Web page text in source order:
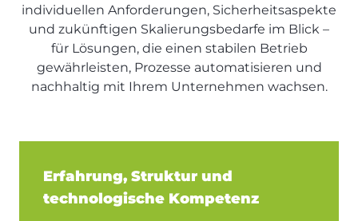
individuellen Anforderungen, Sicherheitsaspekte
und zukünftigen Skalierungsbedarfe im Blick –
für Lösungen, die einen stabilen Betrieb
gewährleisten, Prozesse automatisieren und
nachhaltig mit Ihrem Unternehmen wachsen.
Erfahrung, Struktur und
technologische Kompetenz